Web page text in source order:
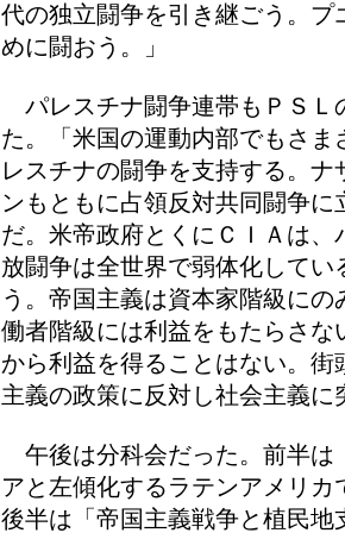
代の独立闘争を引き継ごう。
めに闘おう。」
パレスチナ闘争連帯もＰＳＬ
た。「米国の運動内部でもさ
レスチナの闘争を支持する。
ンもともに占領反対共同闘争
だ。米帝政府とくにＣＩＡは
放闘争は全世界で弱体化して
う。帝国主義は資本家階級に
働者階級には利益をもたらさ
から利益を得ることはない。
主義の政策に反対し社会主義に
午後は分科会だった。前半は
アと左傾化するラテンアメリ
後半は「帝国主義戦争と植民